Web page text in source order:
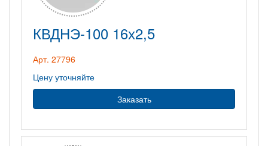
КВДНЭ-100 16х2,5
Арт. 27796
Цену уточняйте
Заказать